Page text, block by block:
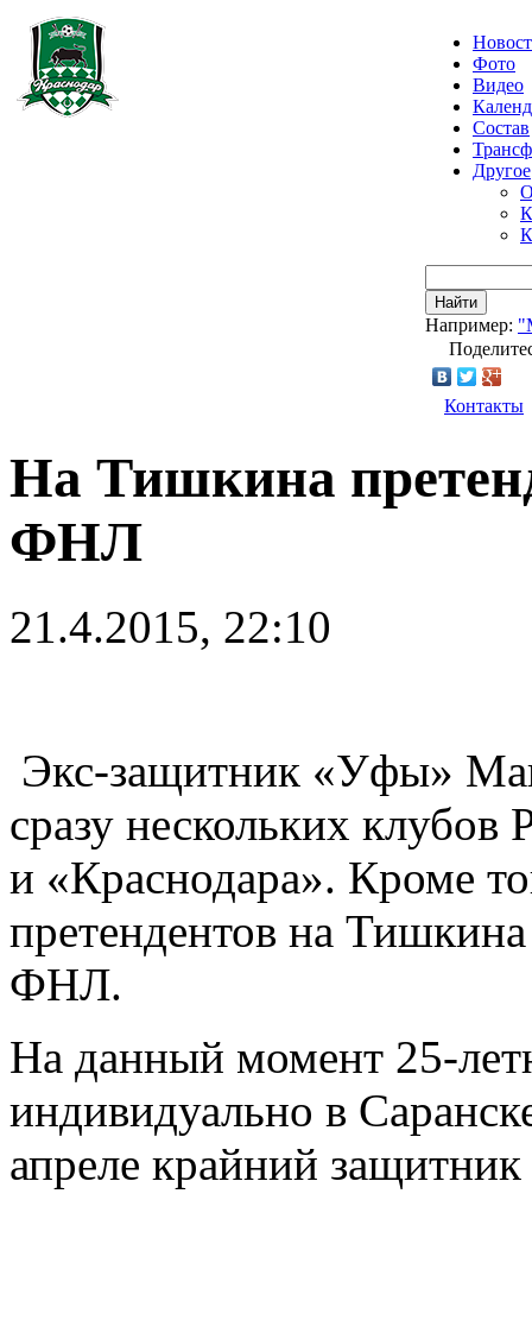
Фото
Видео
Состав
Другое
Найти
Например:
Контакты
На Тишкина
ФНЛ
21.4.2015, 22:10
Экс-защитник «Уфы»
сразу нескольких
и «Краснодара». Кроме
претендентов на
ФНЛ.
На данный момент 25-
индивидуально в
апреле крайний